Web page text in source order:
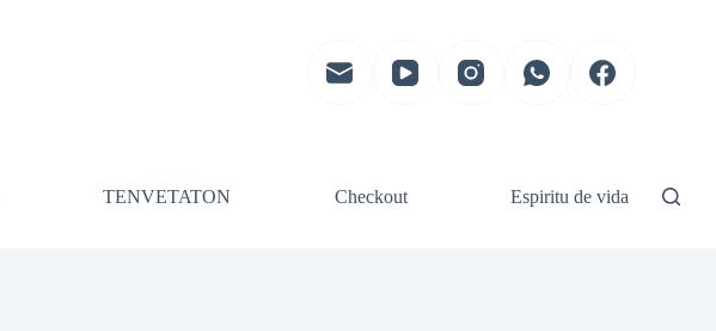
TENVETATON Checkout Espiritu de vida